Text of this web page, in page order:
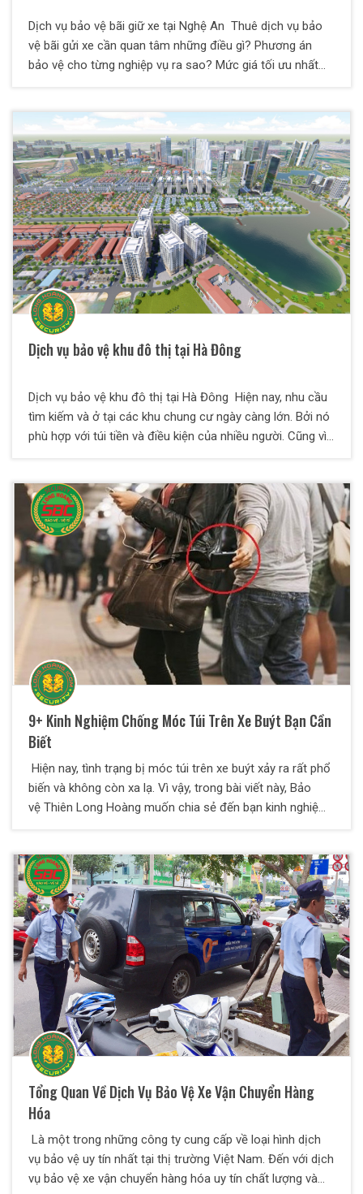
Dịch vụ bảo vệ bãi giữ xe tại Nghệ An Thuê dịch vụ bảo
vệ bãi gửi xe cần quan tâm những điều gì? Phương án
bảo vệ cho từng nghiệp vụ ra sao? Mức giá tối ưu nhất
toàn bộ các thắc mắc trên dành cho quý vị. Cùng chúng
tôi tìm hiểu chi tiết nhé.
Dịch vụ bảo vệ khu đô thị tại Hà Đông
Dịch vụ bảo vệ khu đô thị tại Hà Đông Hiện nay, nhu cầu
tìm kiếm và ở tại các khu chung cư ngày càng lớn. Bởi nó
phù hợp với túi tiền và điều kiện của nhiều người. Cũng vì
nhiên, đây cũng là mục tiêu hàng đầu cho tội phạm và kẻ
xấu trộm cắp, dễ mất an ninh nếu không có sự quản lý và
bảo vệ chặt chẽ. Dịch vụ bảo vệ tại Hà Đông cho khu đô
thị mở ra sẽ giải quyết tốt khâu an ninh cho ban quản lý
khu đô thị.
9+ Kinh Nghiệm Chống Móc Túi Trên Xe Buýt Bạn Cần
Biết
Hiện nay, tình trạng bị móc túi trên xe buýt xảy ra rất phổ
biến và không còn xa lạ. Vì vậy, trong bài viết này, Bảo
vệ Thiên Long Hoàng muốn chia sẻ đến bạn kinh nghiệm
Tổng Quan Về Dịch Vụ Bảo Vệ Xe Vận Chuyển Hàng
Hóa
Là một trong những công ty cung cấp về loại hình dịch
vụ bảo vệ uy tín nhất tại thị trường Việt Nam. Đến với dịch
vụ bảo vệ xe vận chuyển hàng hóa uy tín chất lượng và